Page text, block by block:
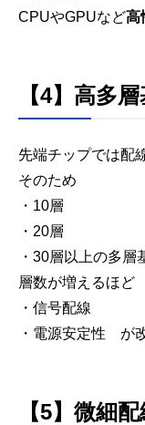
CPUやGPUなど高
【4】高多
先端チップでは配
そのため
・10層
・20層
・30層以上の多層
層数が増えるほど
・信号配線
・電源安定性 が
【5】微細